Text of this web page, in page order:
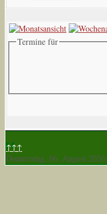
Termine für
↑↑↑
Donnerstag, 06. August 2026